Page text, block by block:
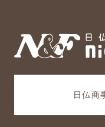
日仏商